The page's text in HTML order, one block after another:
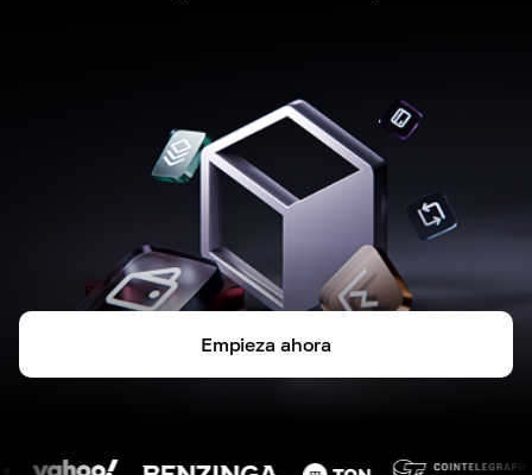
Empieza ahora